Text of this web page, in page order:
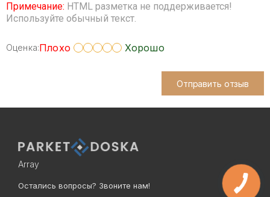
Примечание: HTML разметка не поддерживается!
Используйте обычный текст.
Оценка:Плохо Хорошо
Отправить отзыв
Array
Остались вопросы? Звоните нам!